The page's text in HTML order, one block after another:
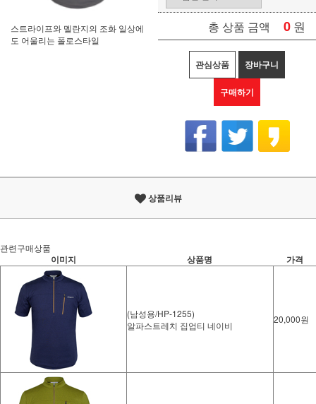
스트라이프와 멜란지의 조화 일상에
도 어울리는 폴로스타일
총 상품 금액 0 원
관심상품 장바구니
구매하기
상품리뷰
관련구매상품
이미지 상품명 가격
(남성용/HP-1255)
알파스트레치 집업티 네이비
20,000원